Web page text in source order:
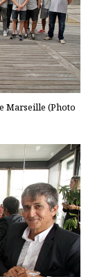
Marseille (Photo